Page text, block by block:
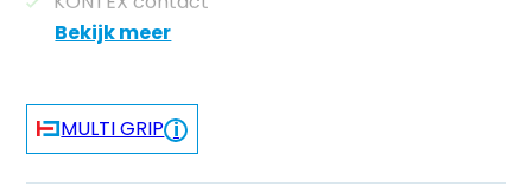
Bekijk meer
MULTI GRIP